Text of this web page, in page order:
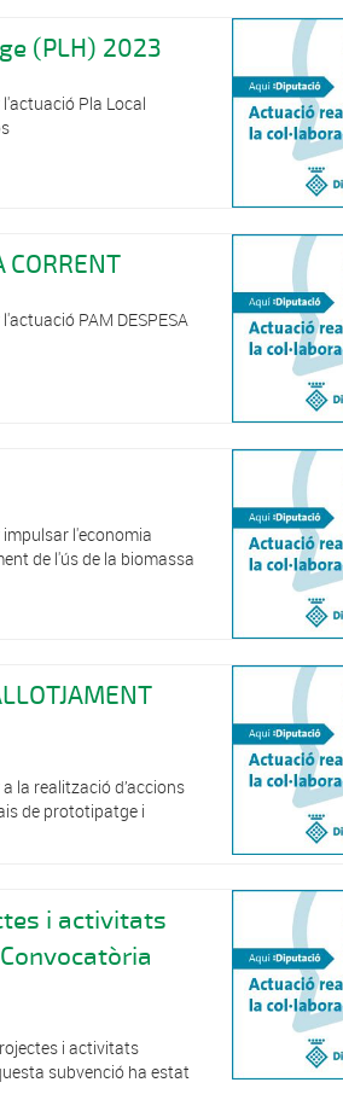
(PLH) 2023
Pla Local
PAM DESPESA
l'economia
de l'ús de la biomassa
la realització d’accions
de prototipatge i
i activitats
i activitats
subvenció ha estat